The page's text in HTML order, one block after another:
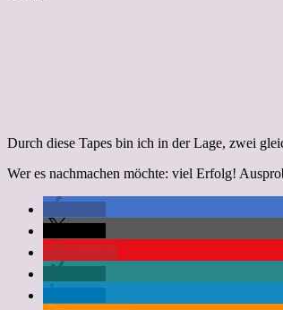
Durch diese Tapes bin ich in der Lage, zwei
Wer es nachmachen möchte: viel Erfolg!